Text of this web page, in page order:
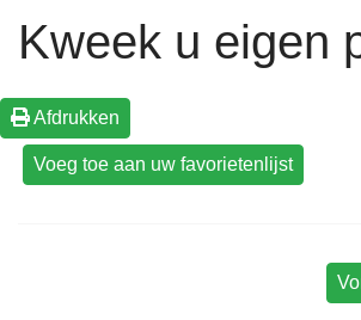
Kweek u eigen
Afdrukken